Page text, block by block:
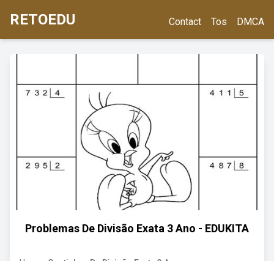
RETOEDU Contact Tos DMCA
Problemas De Divisão Exata 3 Ano - EDUKITA